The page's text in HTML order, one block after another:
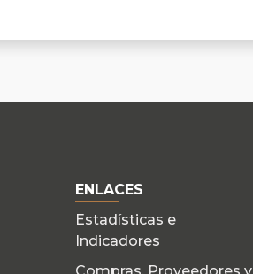
ENLACES
Estadísticas e
Indicadores